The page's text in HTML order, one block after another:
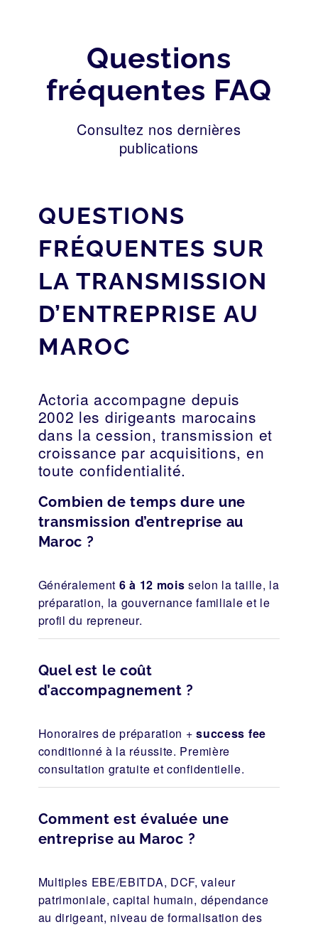
Questions
fréquentes FAQ
Consultez nos dernières
publications
QUESTIONS
FRÉQUENTES SUR
LA TRANSMISSION
D’ENTREPRISE AU
MAROC
Actoria accompagne depuis
2002 les dirigeants marocains
dans la cession, transmission et
croissance par acquisitions, en
toute confidentialité.
Combien de temps dure une
transmission d’entreprise au
Maroc ?
Généralement 6 à 12 mois selon la taille, la
préparation, la gouvernance familiale et le
profil du repreneur.
Quel est le coût
d’accompagnement ?
Honoraires de préparation +success fee
conditionné à la réussite. Première
consultation gratuite et confidentielle.
Comment est évaluée une
entreprise au Maroc ?
Multiples EBE/EBITDA, DCF, valeur
patrimoniale, capital humain, dépendance
au dirigeant, niveau de formalisation des